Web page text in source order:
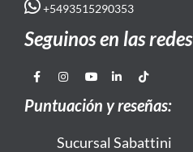
+5493515290353
Seguinos en las redes
Puntuación y reseñas:
Sucursal Sabattini